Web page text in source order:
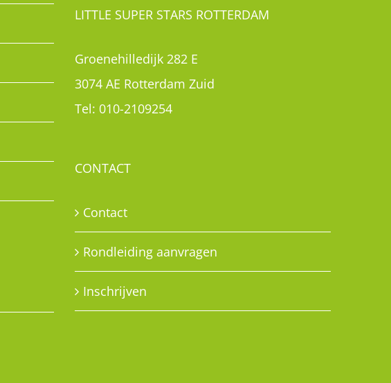
LITTLE SUPER STARS ROTTERDAM
Groenehilledijk 282 E
3074 AE Rotterdam Zuid
Tel: 010-2109254
CONTACT
Contact
Rondleiding aanvragen
Inschrijven